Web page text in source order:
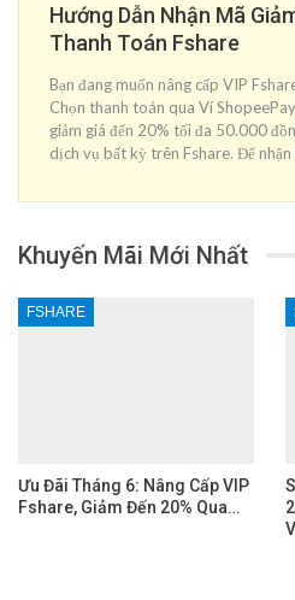
Hướng Dẫn Nhận Mã
Thanh Toán Fshare
Bạn đang muốn nâng cấp VIP
Chọn thanh toán qua Ví
giảm giá đến 20% tối đa 50.000
dịch vụ bất kỳ trên Fshare. Để
Khuyến Mãi Mới Nhất
FSHARE
Ưu Đãi Tháng 6: Nâng Cấp VIP
Fshare, Giảm Đến 20% Qua…